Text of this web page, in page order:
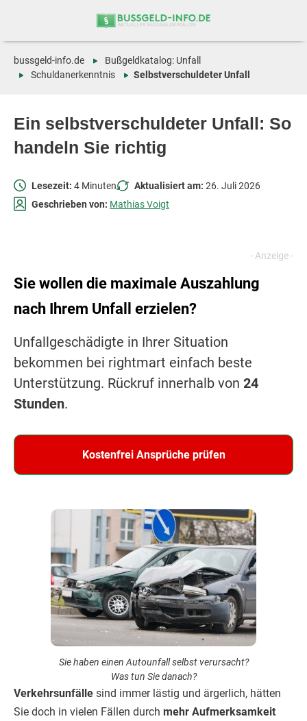
Ein selbstverschuldeter Unfall: So
handeln Sie richtig
bussgeld-info.de
Bußgeldkatalog: Unfall
Schuldanerkenntnis
Selbstverschuldeter Unfall
Lesezeit: 4 Minuten Aktualisiert am: 26. Juli 2026
Geschrieben von: Mathias Voigt
Sie wollen die maximale Auszahlung
nach Ihrem Unfall erzielen?
Unfallgeschädigte in Ihrer Situation
bekommen bei rightmart einfach beste
Unterstützung. Rückruf innerhalb von 24
Stunden.
Kostenfrei Ansprüche prüfen
Sie haben einen Autounfall selbst verursacht?
Was tun Sie danach?
Verkehrsunfälle sind immer lästig und ärgerlich, hätten
Sie doch in vielen Fällen durch mehr Aufmerksamkeit